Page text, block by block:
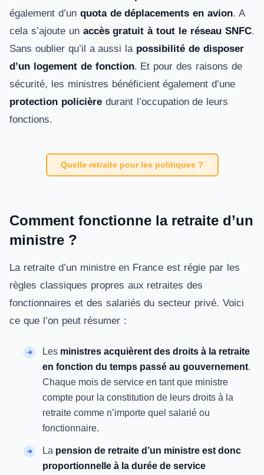
également d’un quota de déplacements en avion. A
cela s’ajoute un accès gratuit à tout le réseau SNFC.
Sans oublier qu’il a aussi la possibilité de disposer
d’un logement de fonction. Et pour des raisons de
sécurité, les ministres bénéficient également d’une
protection policièredurant l’occupation de leurs
fonctions.
Quelle retraite pour les politiques ?
Comment fonctionne la retraite d’un
ministre ?
La retraite d’un ministre en France est régie par les
règles classiques propres aux retraites des
fonctionnaires et des salariés du secteur privé. Voici
ce que l’on peut résumer :
Les ministres acquièrent des droits à la retraite
en fonction du temps passé au gouvernement.
Chaque mois de service en tant que ministre
compte pour la constitution de leurs droits à la
retraite comme n’importe quel salarié ou
fonctionnaire.
La pension de retraite d’un ministre est donc
proportionnelle à la durée de service